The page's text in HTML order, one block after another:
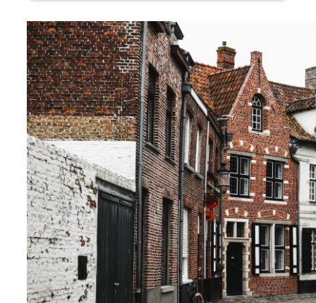
außerhalb von Brügge bei Google Maps
angezeigt zu bekommen.